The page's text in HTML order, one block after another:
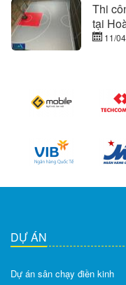
Thi
tại
11/
DỰ ÁN
Dự án sân chạy điền kinh